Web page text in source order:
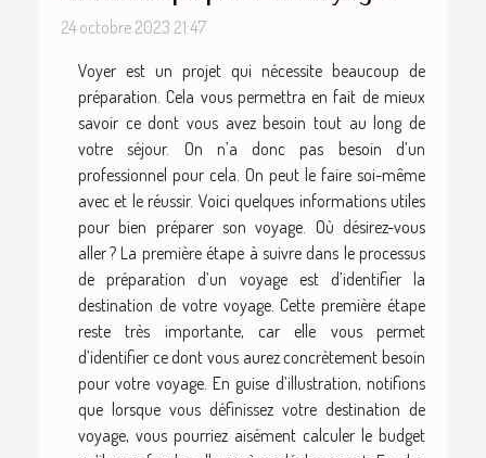
24 octobre 2023 21:47
Voyer est un projet qui nécessite beaucoup de
préparation. Cela vous permettra en fait de mieux
savoir ce dont vous avez besoin tout au long de
votre séjour. On n’a donc pas besoin d’un
professionnel pour cela. On peut le faire soi-même
avec et le réussir. Voici quelques informations utiles
pour bien préparer son voyage. Où désirez-vous
aller ? La première étape à suivre dans le processus
de préparation d’un voyage est d’identifier la
destination de votre voyage. Cette première étape
reste très importante, car elle vous permet
d’identifier ce dont vous aurez concrètement besoin
pour votre voyage. En guise d’illustration, notifions
que lorsque vous définissez votre destination de
voyage, vous pourriez aisément calculer le budget